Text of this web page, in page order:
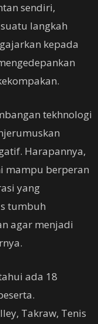
sendiri,
langkah
kepada
tekhnologi
Harapannya,
mampu berperan
yang
tumbuh
agar menjadi
ada 18
Takraw, Tenis